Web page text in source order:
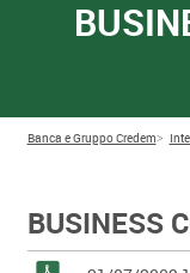
Business continuity
Banca e Gruppo Credem
BUSINESS